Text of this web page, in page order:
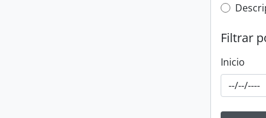
Top-
Filtrar
Inicio